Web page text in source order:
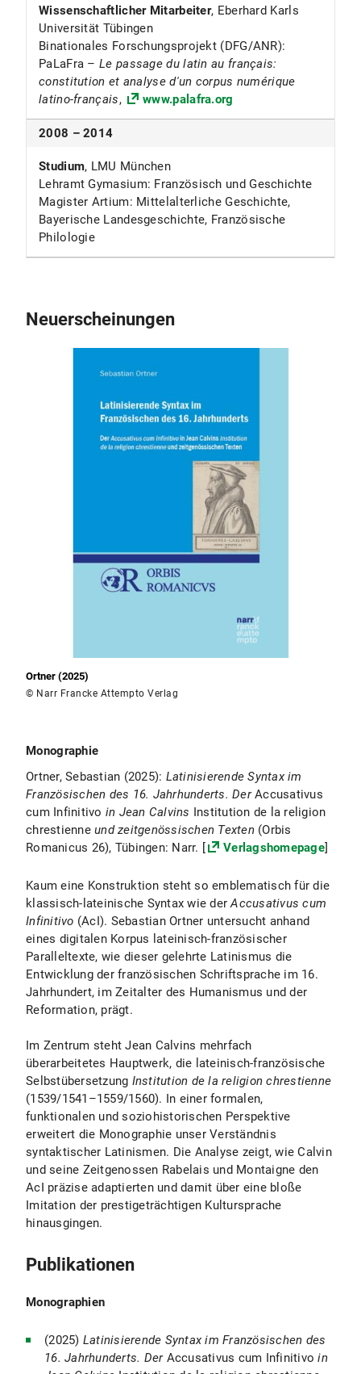
Wissenschaftlicher Mitarbeiter, Eberhard Karls
Universität Tübingen
Binationales Forschungsprojekt (DFG/ANR):
PaLaFra – Le passage du latin au français:
constitution et analyse d'un corpus numérique
latino-français, www.palafra.org
2008 – 2014
Studium, LMU München
Lehramt Gymasium: Französisch und Geschichte
Magister Artium: Mittelalterliche Geschichte,
Bayerische Landesgeschichte, Französische
Philologie
Neuerscheinungen
Ortner (2025)
© Narr Francke Attempto Verlag
Monographie
Ortner, Sebastian (2025): Latinisierende Syntax im
Französischen des 16. Jahrhunderts. DerAccusativus
cum Infinitivo in Jean Calvins Institution de la religion
chrestienneund zeitgenössischen Texten(Orbis
Romanicus 26), Tübingen: Narr. [
Verlagshomepage]
Kaum eine Konstruktion steht so emblematisch für die
klassisch-lateinische Syntax wie derAccusativus cum
Infinitivo (AcI). Sebastian Ortner untersucht anhand
eines digitalen Korpus lateinisch-französischer
Paralleltexte, wie dieser gelehrte Latinismus die
Entwicklung der französischen Schriftsprache im 16.
Jahrhundert, im Zeitalter des Humanismus und der
Reformation, prägt.
Im Zentrum steht Jean Calvins mehrfach
überarbeitetes Hauptwerk, die lateinisch-französische
Selbstübersetzung Institution de la religion chrestienne
(1539/1541–1559/1560). In einer formalen,
funktionalen und soziohistorischen Perspektive
erweitert die Monographie unser Verständnis
syntaktischer Latinismen. Die Analyse zeigt, wie Calvin
und seine Zeitgenossen Rabelais und Montaigne den
AcI präzise adaptierten und damit über eine bloße
Imitation der prestigeträchtigen Kultursprache
hinausgingen.
Publikationen
Monographien
(2025) Latinisierende Syntax im Französischen des
16. Jahrhunderts. Der Accusativus cum Infinitivo in